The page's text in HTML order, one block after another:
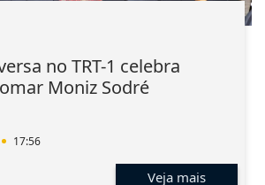
no TRT-1 celebra
Moniz Sodré
17:56
Veja mais